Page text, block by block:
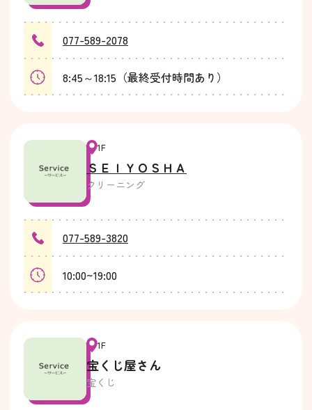
077-589-2078
8:45～18:15（最終受付時間あり）
1F
ＳＥＩＹＯＳＨＡ
クリーニング
077-589-3820
10:00~19:00
1F
宝くじ屋さん
宝くじ